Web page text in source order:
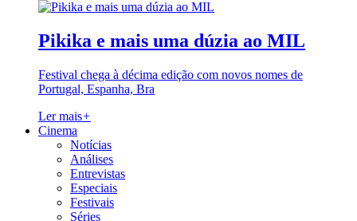
Pikika e mais uma dúzia ao MIL
Festival chega à décima edição com novos nomes de
Portugal, Espanha, Bra
Ler mais+
Cinema
Notícias
Análises
Entrevistas
Especiais
Festivais
Séries